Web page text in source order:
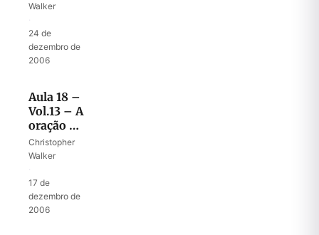
Walker
24 de
dezembro de
2006
Aula 18 –
Vol.13 – A
oração de
Davi – I
Christopher
Walker
17 de
dezembro de
2006